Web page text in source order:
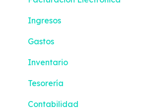
Ingresos
Gastos
Inventario
Tesorería
Contabilidad